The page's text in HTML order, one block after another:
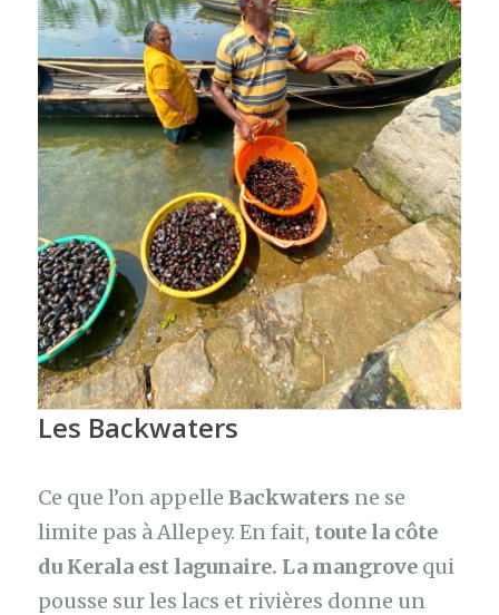
Les Backwaters
Ce que l’on appelle Backwaters ne se
limite pas à Allepey. En fait, toute la côte
du Kerala est lagunaire. La mangrove qui
pousse sur les lacs et rivières donne un